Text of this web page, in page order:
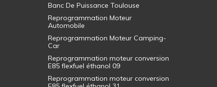
Banc De Puissance Toulouse
Reprogrammation Moteur
Automobile
Reprogrammation Moteur Camping-
Car
Reprogrammation moteur conversion
E85 flexfuel éthanol 09
Reprogrammation moteur conversion